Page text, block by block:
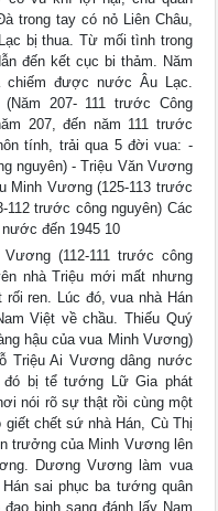
trong tay có nỏ Liên Châu,
bị thua. Từ mối tình trong
đến kết cục bi thảm. Năm
chiếm được nước Âu Lạc.
207- 111 trước Công
207, đến năm 111 trước
tính, trải qua 5 đời vua: -
nguyên) - Triệu Văn Vương
Minh Vương (125-113 trước
112 trước công nguyên) Các
đến 1945 10
(112-111 trước công
nhà Triệu mới mất nhưng
ren. Lúc đó, vua nhà Hán
Việt về chầu. Thiếu Quý
hậu của vua Minh Vương)
Triệu Ai Vương dâng nước
đó bị tể tướng Lữ Gia phát
nói rõ sự thật rồi cùng một
giết chết sứ nhà Hán, Cù Thị
trưởng của Minh Vương lên
Dương Vương làm vua
sai phục ba tướng quân
binh sang đánh lấy Nam